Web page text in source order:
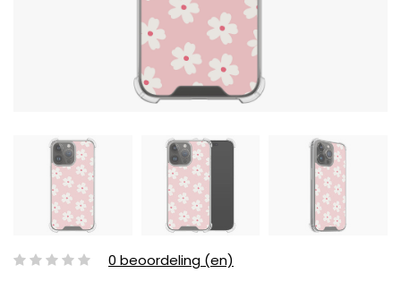
0 beoordeling (en)